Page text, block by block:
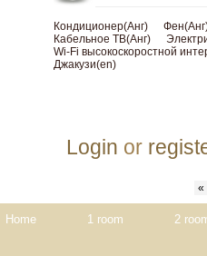
Кондиционер(Анг)
Кабельное ТВ(Анг)
Wi-Fi высокоскоростной
Джакузи(en)
Login or
«
Home 1 room 2